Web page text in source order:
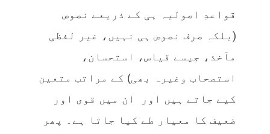
قواعدِ اصولیہ ہی کے ذریعے نصوص
(بلکہ صرف نصوص ہی نہیں، غیر لفظی
مآخذ، جیسے قیاس، استحسان،
استصحاب وغیرہ بھی) کے مراتب متعین
کیے جاتے ہیں اور ان میں قوی اور
ضعیف کا معیار طے کیا جاتا ہے۔ پھر